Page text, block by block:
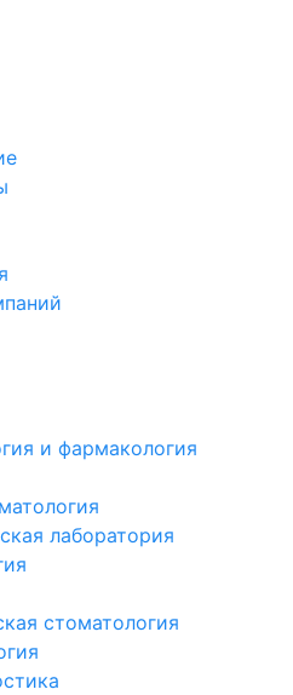
и фармакология
лаборатория
стоматология